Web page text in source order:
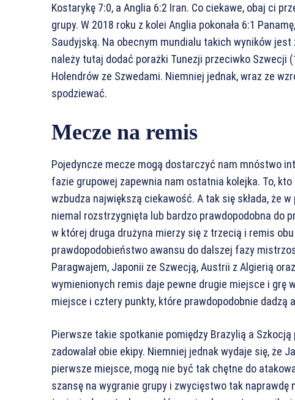
Kostarykę 7:0, a Anglia 6:2 Iran. Co ciekawe, obaj ci
grupy. W 2018 roku z kolei Anglia pokonała 6:1
Saudyjską. Na obecnym mundialu takich wyników
należy tutaj dodać porażki Tunezji przeciwko Szwecji
Holendrów ze Szwedami. Niemniej jednak, wraz ze
spodziewać.
Mecze na remis
Pojedyncze mecze mogą dostarczyć nam mnóstwo
fazie grupowej zapewnia nam ostatnia kolejka. To,
wzbudza największą ciekawość. A tak się składa, że
niemal rozstrzygnięta lub bardzo prawdopodobna do
w której druga drużyna mierzy się z trzecią i remis
prawdopodobieństwo awansu do dalszej fazy
Paragwajem, Japonii ze Szwecją, Austrii z Algierią
wymienionych remis daje pewne drugie miejsce i grę
miejsce i cztery punkty, które prawdopodobnie dadzą
Pierwsze takie spotkanie pomiędzy Brazylią a Szkocją
zadowalał obie ekipy. Niemniej jednak wydaje się, że
pierwsze miejsce, mogą nie być tak chętne do
szansę na wygranie grupy i zwycięstwo tak